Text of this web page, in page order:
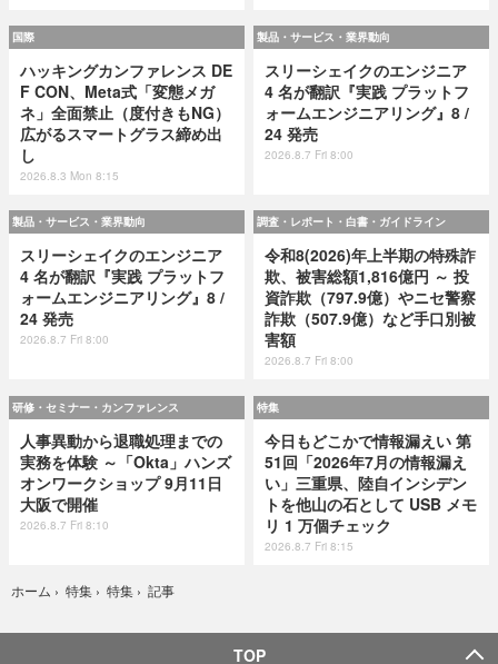
国際
ハッキングカンファレンス DE
F CON、Meta式「変態メガ
ネ」全面禁止（度付きもNG）
広がるスマートグラス締め出
し
2026.8.3 Mon 8:15
製品・サービス・業界動向
スリーシェイクのエンジニア
4 名が翻訳『実践 プラットフ
ォームエンジニアリング』8 /
24 発売
2026.8.7 Fri 8:00
製品・サービス・業界動向
スリーシェイクのエンジニア
4 名が翻訳『実践 プラットフ
ォームエンジニアリング』8 /
24 発売
2026.8.7 Fri 8:00
調査・レポート・白書・ガイドライン
令和8(2026)年上半期の特殊詐
欺、被害総額1,816億円 ～ 投
資詐欺（797.9億）やニセ警察
詐欺（507.9億）など手口別被
害額
2026.8.7 Fri 8:00
研修・セミナー・カンファレンス
人事異動から退職処理までの
実務を体験 ～「Okta」ハンズ
オンワークショップ 9月11日
大阪で開催
2026.8.7 Fri 8:10
特集
今日もどこかで情報漏えい 第
51回「2026年7月の情報漏え
い」三重県、陸自インシデン
トを他山の石として USB メモ
リ 1 万個チェック
2026.8.7 Fri 8:15
ホーム › 特集 › 特集 › 記事
TOP